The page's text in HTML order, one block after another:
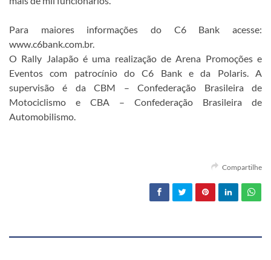
Para maiores informações do C6 Bank acesse:
www.c6bank.com.br.
O Rally Jalapão é uma realização de Arena Promoções e
Eventos com patrocínio do C6 Bank e da Polaris. A
supervisão é da CBM – Confederação Brasileira de
Motociclismo e CBA – Confederação Brasileira de
Automobilismo.
Compartilhe